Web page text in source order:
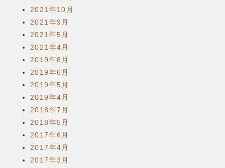
2021年10月
2021年9月
2021年5月
2021年4月
2019年8月
2019年6月
2019年5月
2019年4月
2018年7月
2018年5月
2017年6月
2017年4月
2017年3月